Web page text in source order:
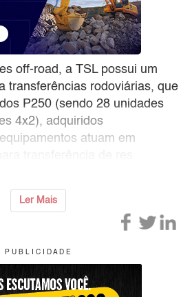
off-road, a TSL possui um
transferências rodoviárias, que
P250 (sendo 28 unidades
4x2), adquiridos
atuam em
Ler Mais
P U B L I C I D A D E